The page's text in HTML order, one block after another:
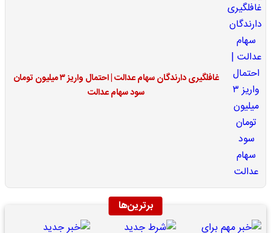
غافلگیری دارندگان سهام عدالت | احتمال واریز ۳ میلیون تومان
سود سهام عدالت
برترین‌ها